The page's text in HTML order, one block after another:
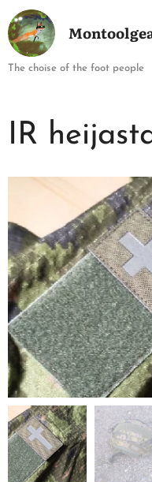
The choise of the foot people
IR